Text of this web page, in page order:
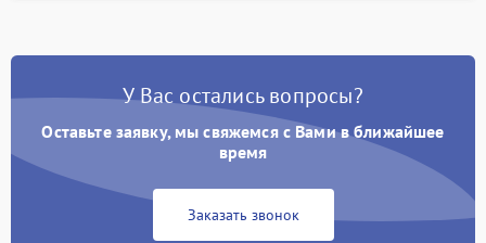
У Вас остались вопросы?
Оставьте заявку, мы свяжемся с Вами в ближайшее
время
Заказать звонок